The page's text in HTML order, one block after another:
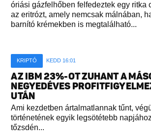
óriási gázfelhőben felfedeztek egy ritka
az eritrózt, amely nemcsak málnában,
barnító krémekben is megtalálható...
KRIPTÓ KEDD 16:01
AZ IBM 23%-OT ZUHANT A
NEGYEDÉVES
UTÁN
Ami kezdetben ártalmatlannak tűnt,
történetének egyik legsötétebb
tőzsdén...